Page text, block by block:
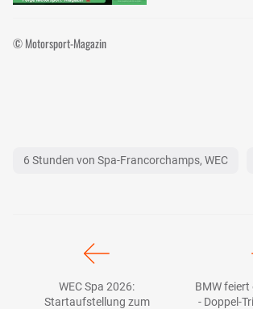
© Motorsport-Magazin
6 Stunden von Spa-Francorchamps, WEC
WEC Spa 2026:
Startaufstellung zum
BMW feiert
- Doppel-